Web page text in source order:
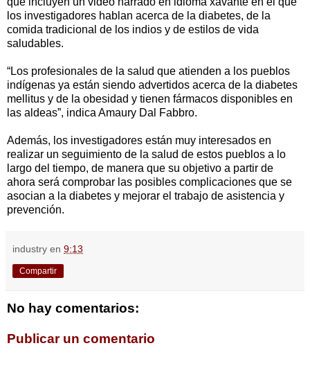
los investigadores hablan acerca de la diabetes, de la
comida tradicional de los indios y de estilos de vida
saludables.
“Los profesionales de la salud que atienden a los pueblos
indígenas ya están siendo advertidos acerca de la diabetes
mellitus y de la obesidad y tienen fármacos disponibles en
las aldeas”, indica Amaury Dal Fabbro.
Además, los investigadores están muy interesados en
realizar un seguimiento de la salud de estos pueblos a lo
largo del tiempo, de manera que su objetivo a partir de
ahora será comprobar las posibles complicaciones que se
asocian a la diabetes y mejorar el trabajo de asistencia y
prevención.
industry en 9:13
Compartir
No hay comentarios:
Publicar un comentario